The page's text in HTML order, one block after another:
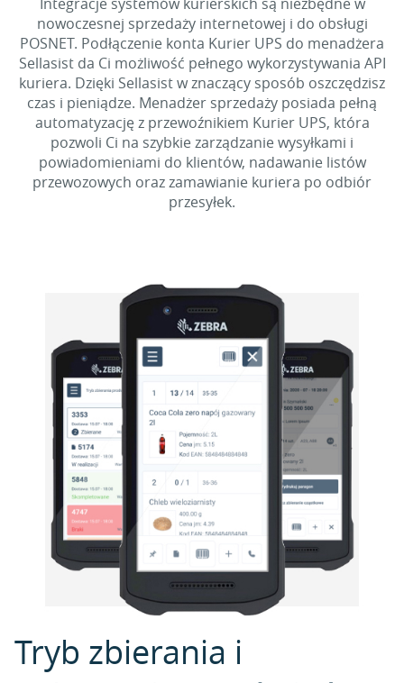
nowoczesnej sprzedaży internetowej i do obsługi
POSNET. Podłączenie konta Kurier UPS do menadżera
Sellasist da Ci możliwość pełnego wykorzystywania API
kuriera. Dzięki Sellasist w znaczący sposób oszczędzisz
czas i pieniądze. Menadżer sprzedaży posiada pełną
automatyzację z przewoźnikiem Kurier UPS, która
pozwoli Ci na szybkie zarządzanie wysyłkami i
powiadomieniami do klientów, nadawanie listów
przewozowych oraz zamawianie kuriera po odbiór
przesyłek.
Tryb zbierania i